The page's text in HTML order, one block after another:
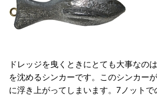
ドレッジを曳くときにとても大事なの
を沈めるシンカーです。このシンカー
に浮き上がってしまいます。7ノット